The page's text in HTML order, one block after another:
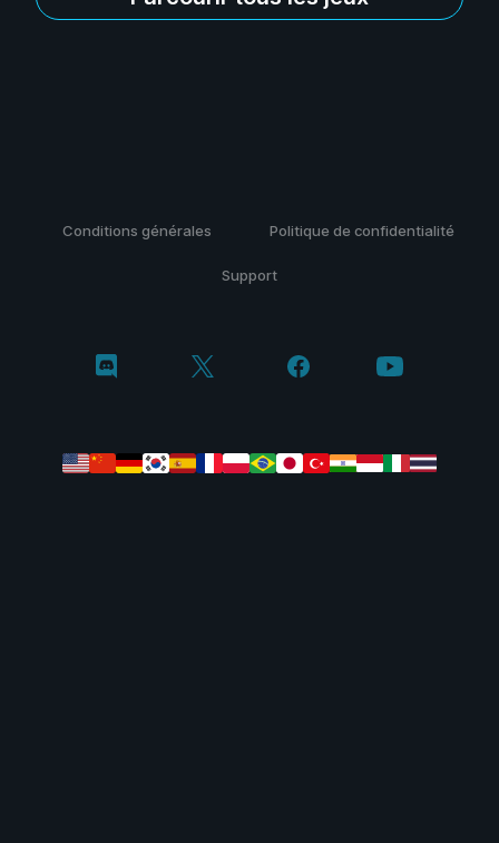
Conditions générales Politique de confidentialité
Support